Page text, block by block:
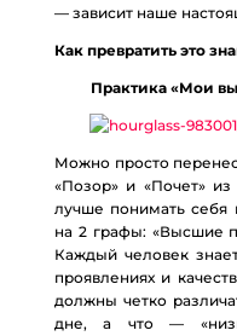
— зависит наше
Как превратить это
Практика «Мои
Можно просто
«Позор» и «Почет»
лучше понимать себя
на 2 графы: «Высшие
Каждый человек
проявлениях и
должны четко
дне, а что —